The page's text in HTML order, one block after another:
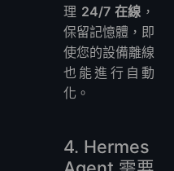
理 24/7 在線 ，
保留記憶體，即
使您的設備離線
也能進行自動
化。
4. Hermes